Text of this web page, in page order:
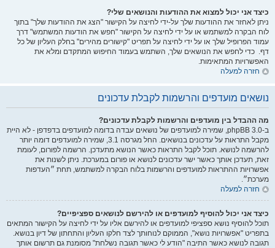
כיצד אני יכול למצוא את ההודעות והנושאים שלי?
ניתן לאחזר את ההודעות שלך על-ידי לחיצה על הקישור "הצג את ההודעות שלך" בתוך
לוח הבקרה למשתמש או על ידי לחיצה על הקישור "חפש את הודעות המשתמש" דרך
עמוד הפרופיל שלך או על ידי לחיצה על תפריט "קישורים מהירים" בחלק העליון של כל
דף. כדי לחפש את הנושאים שלך, השתמש בעמוד החיפוש המתקדם ומלא את
האפשרויות המתאימות.
חזרה למעלה
נושאים מועדפים והרשמות לקבלת עדכונים
מה ההבדל בין מועדפים והרשמות לקבלת עדכונים?
ב-phpBB 3.0, שמירה למועדפים של נושאים עבדה בדומה למועדפים בדפדפן - לא היית
מקבל התראות על עדכונים בנושאים. החל מגרסה 3.1, שמירה למועדפים דומה יותר
להרשמה לנושא. תוכל לקבל התראות כאשר הנושא מתעדכן. הרשמה לפורום, לעומת
זאת, תעדכן אותך כאשר ישר עדכונים לנושא או פורום במערכת. ניתן לשנות את
אפשרויות ההתראות למועדפים והרשמות בלוח הבקרה למשתמש, תחת ״העדפות
מערכת״.
חזרה למעלה
כיצד אני יכול להוסיף למועדפים או להירשם לנושאים ספציפיים?
תוכל להוסיף נושא ספציפי למועדפים או להירשם אליו על ידי לחיצה על הקישור המתאים
בתפריט "אפשרויות נושא", הממוקם לנוחותך לצד חלקו העליון והתחתון של דיון בנושא.
תגובה לנושא כאשר התיבה "הודע לי כאשר תגובה נשלחת" מסומנת גם תרשום אותך